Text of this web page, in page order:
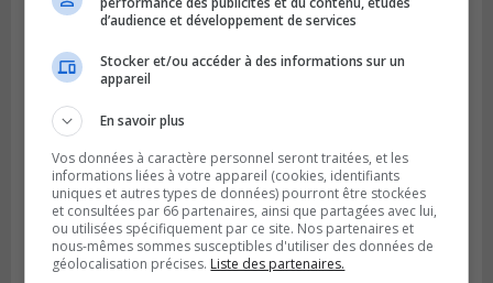
Longueuil injecte 1,5 M$ pour moderniser
d’audience et développement de services
Stocker et/ou accéder à des informations sur un
appareil
En savoir plus
Vos données à caractère personnel seront traitées, et les
informations liées à votre appareil (cookies, identifiants
uniques et autres types de données) pourront être stockées
et consultées par 66 partenaires, ainsi que partagées avec lui,
ou utilisées spécifiquement par ce site. Nos partenaires et
nous-mêmes sommes susceptibles d'utiliser des données de
géolocalisation précises. Liste des partenaires.